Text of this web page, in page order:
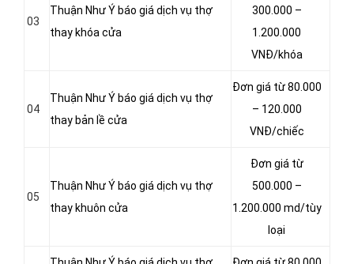
03
Thuận Như Ý báo giá dịch vụ thợ
thay khóa cửa
300.000 –
1.200.000
VNĐ/khóa
04
Thuận Như Ý báo giá dịch vụ thợ
thay bản lề cửa
Đơn giá từ 80.000
– 120.000
VNĐ/chiếc
05
Thuận Như Ý báo giá dịch vụ thợ
thay khuôn cửa
Đơn giá từ
500.000 –
1.200.000 md/tùy
loại